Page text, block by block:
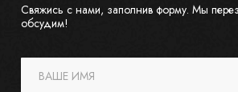
Свяжись с нами, заполнив форму. Мы
обсудим!
ВАШЕ ИМЯ